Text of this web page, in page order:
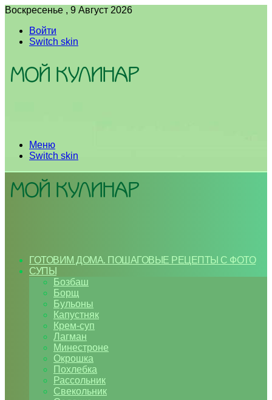
Воскресенье , 9 Август 2026
Войти
Switch skin
Меню
Switch skin
ГОТОВИМ ДОМА. ПОШАГОВЫЕ РЕЦЕПТЫ С ФОТО
СУПЫ
Бозбаш
Борщ
Бульоны
Капустняк
Крем-суп
Лагман
Минестроне
Окрошка
Похлебка
Рассольник
Свекольник